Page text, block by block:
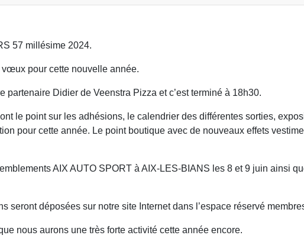
57 millésime 2024.
vœux pour cette nouvelle année.
partenaire Didier de Veenstra Pizza et c’est terminé à 18h30.
le point sur les adhésions, le calendrier des différentes sorties,
pour cette année. Le point boutique avec de nouveaux effets
AIX AUTO SPORT à AIX-LES-BIANS les 8 et 9 juin ainsi
seront déposées sur notre site Internet dans l’espace réservé
nous aurons une très forte activité cette année encore.